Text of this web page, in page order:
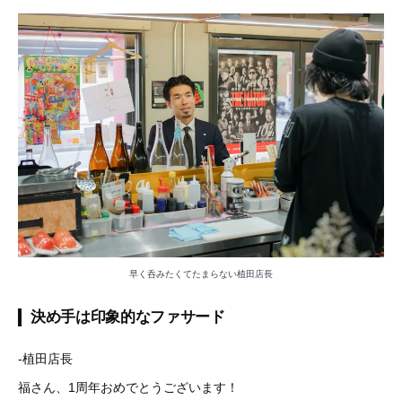
早く呑みたくてたまらない植田店長
決め手は印象的なファサード
-植田店長
福さん、1周年おめでとうございます！